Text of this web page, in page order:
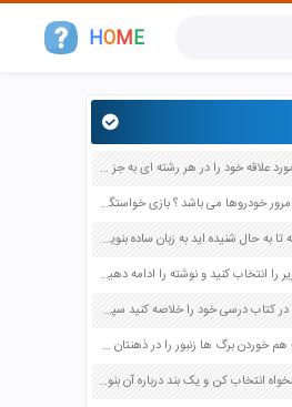
HOME
یکی از هنرمندان معاصر مورد علاقه خود را در هر رشته ای به جز عکاسی صفحه 69 فرهنگ و هنر نهم
یکی از مسیر های عبور و مرور خودروها می باشد ؟ بازی خواستگاری جواب پاسخ
یکی از حکایت هایی را که تا به حال شنیده اید به زبان ساده بنویسید صفحه 97 نگارش ششم دبستان
یکی از متن های ناتمام زیر را انتخاب کنید و نوشته را ادامه دهید صفحه 73 و 74 کتاب نگارش فارسی پنجم دبستان
یکی از درس های مندرج در کتاب درسی خود را خلاصه کنید سپس متن خلاصه شده را با بهره گیری از روش های دسته بندی نمودار جدول نقشه مفهومی نشان دهید صفحه 118 نگارش یازدهم
یکی از صدا های آبشار به هم خوردن برگ ها زنبور را در ذهنتان مجسم کنید و درباره آن یک بند بنویسید صفحه 11 نگارش پنجم
یکی از دو موضوع را به دلخواه انتخاب کن و یک بند درباره آن بنویس صفحه 35 کتاب نگارش فارسی سوم